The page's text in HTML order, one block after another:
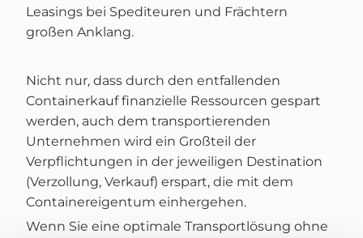
Leasings bei Spediteuren und Frächtern
großen Anklang.
Nicht nur, dass durch den entfallenden
Containerkauf finanzielle Ressourcen gespart
werden, auch dem transportierenden
Unternehmen wird ein Großteil der
Verpflichtungen in der jeweiligen Destination
(Verzollung, Verkauf) erspart, die mit dem
Containereigentum einhergehen.
Wenn Sie eine optimale Transportlösung ohne